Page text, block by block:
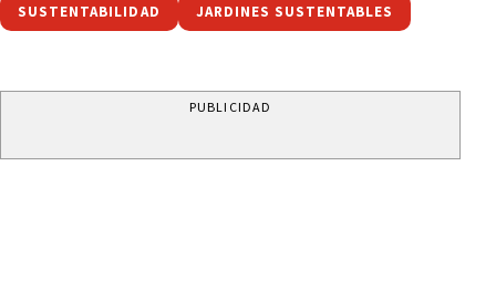
SUSTENTABILIDAD JARDINES SUSTENTABLES
PUBLICIDAD